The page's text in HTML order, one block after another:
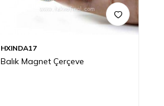
HXINDA17
Balık Magnet Çerçeve